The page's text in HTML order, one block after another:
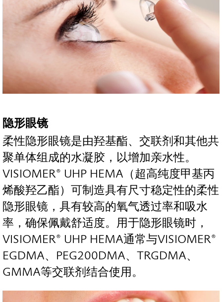
隐形眼镜
柔性隐形眼镜是由羟基酯、交联剂和其他共
聚单体组成的水凝胶，以增加亲水性。
VISIOMER® UHP HEMA（超高纯度甲基丙
烯酸羟乙酯）可制造具有尺寸稳定性的柔性
隐形眼镜，具有较高的氧气透过率和吸水
率，确保佩戴舒适度。用于隐形眼镜时，
VISIOMER® UHP HEMA通常与VISIOMER®
EGDMA、PEG200DMA、TRGDMA、
GMMA等交联剂结合使用。